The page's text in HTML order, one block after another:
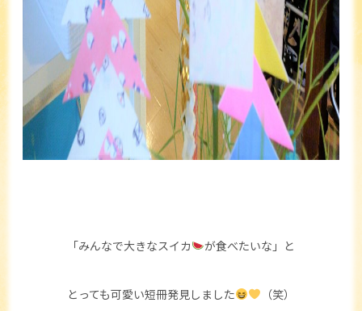
「みんなで大きなスイカ が食べたいな」と
とっても可愛い短冊発見しました （笑）